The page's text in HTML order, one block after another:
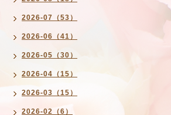
2026-07（53）
2026-06（41）
2026-05（30）
2026-04（15）
2026-03（15）
2026-02（6）